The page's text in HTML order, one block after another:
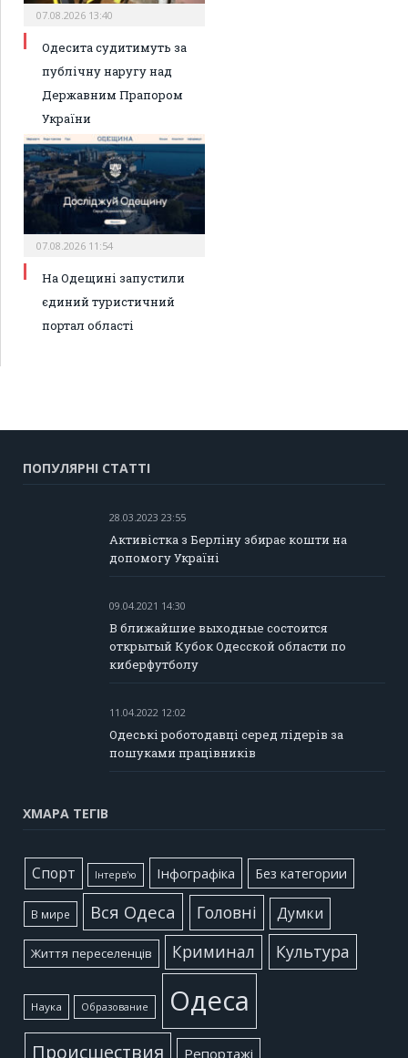
07.08.2026 13:40
Одесита судитимуть за
публічну наругу над
Державним Прапором
України
07.08.2026 11:54
На Одещині запустили
єдиний туристичний
портал області
ПОПУЛЯРНІ СТАТТІ
28.03.2023 23:55
Активістка з Берліну збирає кошти на
допомогу Україні
09.04.2021 14:30
В ближайшие выходные состоится
открытый Кубок Одесской области по
киберфутболу
11.04.2022 12:02
Одеські роботодавці серед лідерів за
пошуками працівників
ХМАРА ТЕГІВ
Cпорт Інтерв'ю Інфографіка Без категории
В мире Вся Одеса Головні Думки
Життя переселенців Криминал Культура
Наука Образование Одеса
Происшествия Репортажі